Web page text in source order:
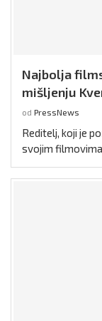
Najbolja
mišljenju
od PressNews
Reditelj, koji je
svojim